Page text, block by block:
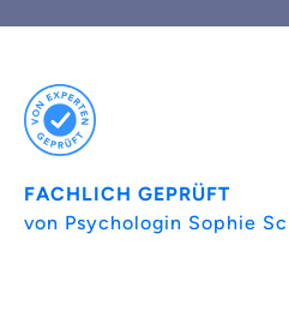
FACHLICH GEPRÜFT
von Psychologin Sophie
Vergleich mit anderen
Versicherungen zu
Wozu dürfen wir dich